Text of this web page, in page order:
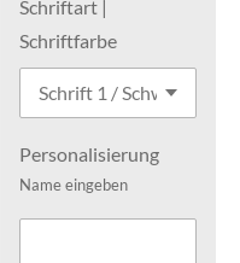
Schriftart |
Schriftfarbe
Personalisierung
Name eingeben